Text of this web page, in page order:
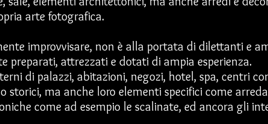
arte fotografica.
improvvisare, non è alla portata di dilettanti e
preparati, attrezzati e dotati di ampia esperienza.
di palazzi, abitazioni, negozi, hotel, spa, centri
storici, ma anche loro elementi specifici come
come ad esempio le scalinate, ed ancora gli